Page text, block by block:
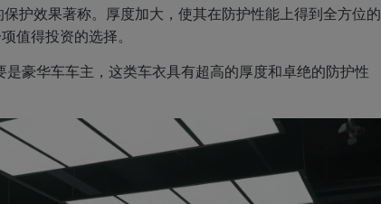
护效果著称。厚度加大，使其在防护性能上得到全方位的
值得投资的选择。
豪华车车主，这类车衣具有超高的厚度和卓绝的防护性